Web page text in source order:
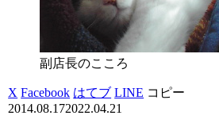
副店長のこころ
X Facebook はてブ LINE コピー
2014.08.172022.04.21